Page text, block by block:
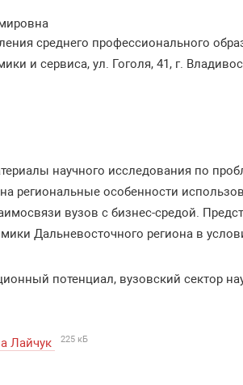
среднего профессионального
и сервиса, ул. Гоголя, 41, г.
научного исследования по
региональные особенности
вузов с бизнес-средой.
Дальневосточного региона в
потенциал, вузовский сектор
Лайчук 225 кБ